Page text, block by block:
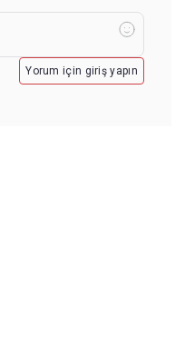
Yorum için giriş yapın